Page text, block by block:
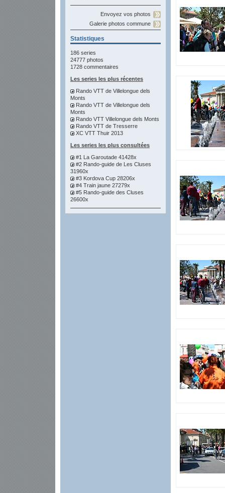
Envoyez vos photos
Galerie photos commune
Statistiques
186 series
24777 photos
1728 commentaires
Les series les plus récentes
Rando VTT de Villelongue dels
Monts
Rando VTT de Villelongue dels
Monts
Rando VTT Villelongue dels Monts
Rando VTT de Tresserre
XC VTT Thuir 2013
Les series les plus consultées
#1 La Garoutade 41428x
#2 Rando-guide de Les Cluses
31960x
#3 Kordova Cup 28206x
#4 Train jaune 27279x
#5 Rando-guide des Cluses
26600x